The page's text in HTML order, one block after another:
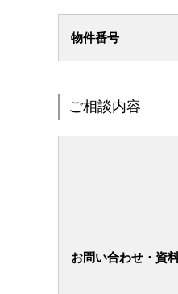
物件番号
ご相談内容
お問い合わせ・資